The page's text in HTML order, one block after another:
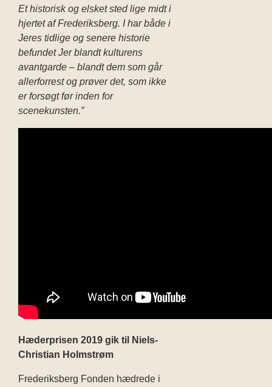
Et historisk og elsket sted lige midt i
hjertet af Frederiksberg. I har både i
Jeres tidlige og senere historie
befundet Jer blandt kulturens
avantgarde – blandt dem som går
allerforrest og prøver det, som ikke
er forsøgt før inden for
scenekunsten.”
Hæderprisen 2019 gik til Niels-
Christian Holmstrøm
Frederiksberg Fonden hædrede i